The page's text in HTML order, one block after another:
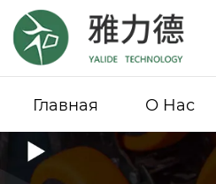
Главная О Hас